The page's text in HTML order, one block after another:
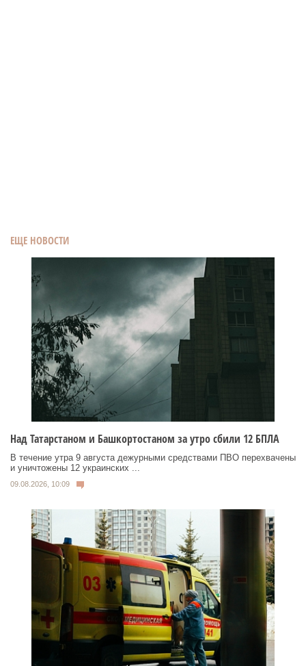
ЕЩЕ НОВОСТИ
Над Татарстаном и Башкортостаном за утро сбили 12 БПЛА
В течение утра 9 августа дежурными средствами ПВО перехвачены
и уничтожены 12 украинских ...
09.08.2026, 10:09